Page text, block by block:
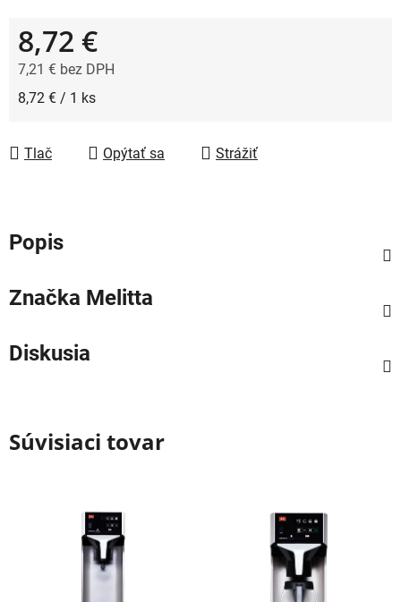
8,72 €
7,21 € bez DPH
Jednotková cena:
8,72 € / 1 ks
Tlač Opýtať sa Strážiť
Popis
Značka Melitta
Diskusia
Súvisiaci tovar